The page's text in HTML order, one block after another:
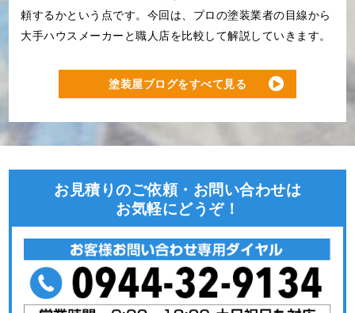
頼するかという点です。今回は、プロの塗装業者の目線から
大手ハウスメーカーと職人店を比較して解説していきます。
塗装屋ブログをすべて見る
お見積りのご依頼・お問い合わせは
お気軽にどうぞ！